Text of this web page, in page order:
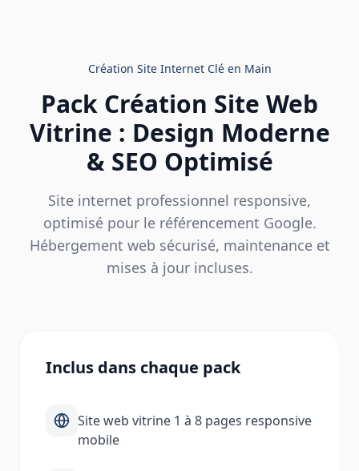
Création Site Internet Clé en Main
Pack Création Site Web
Vitrine : Design Moderne
& SEO Optimisé
Site internet professionnel responsive,
optimisé pour le référencement Google.
Hébergement web sécurisé, maintenance et
mises à jour incluses.
Inclus dans chaque pack
Site web vitrine 1 à 8 pages responsive
mobile